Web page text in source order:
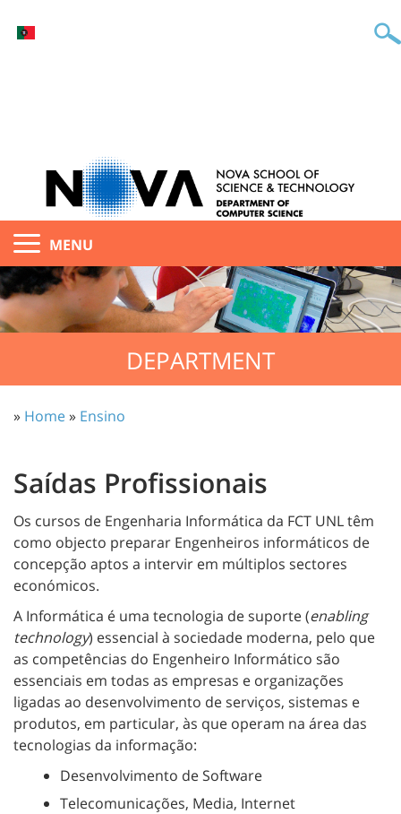
MENU
DEPARTMENT
» Home» Ensino
Saídas Profissionais
Os cursos de Engenharia Informática da FCT UNL têm
como objecto preparar Engenheiros informáticos de
concepção aptos a intervir em múltiplos sectores
económicos.
A Informática é uma tecnologia de suporte (enabling
technology) essencial à sociedade moderna, pelo que
as competências do Engenheiro Informático são
essenciais em todas as empresas e organizações
ligadas ao desenvolvimento de serviços, sistemas e
produtos, em particular, às que operam na área das
tecnologias da informação:
Desenvolvimento de Software
Telecomunicações, Media, Internet